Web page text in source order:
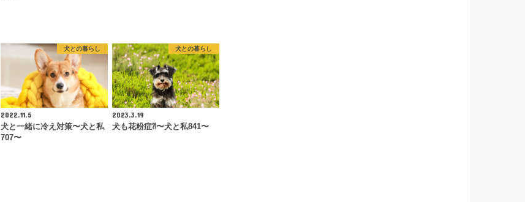
犬との暮らし
2022.11.5
犬と一緒に冷え対策〜犬と私
707〜
犬との暮らし
2023.3.19
犬も花粉症⁈〜犬と私841〜